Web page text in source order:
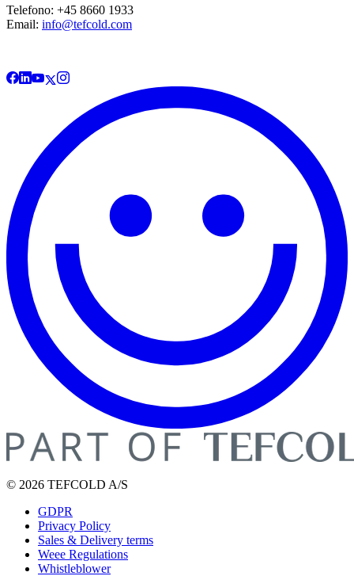
Telefono: +45 8660 1933
Email: info@tefcold.com
© 2026 TEFCOLD A/S
GDPR
Privacy Policy
Sales & Delivery terms
Weee Regulations
Whistleblower